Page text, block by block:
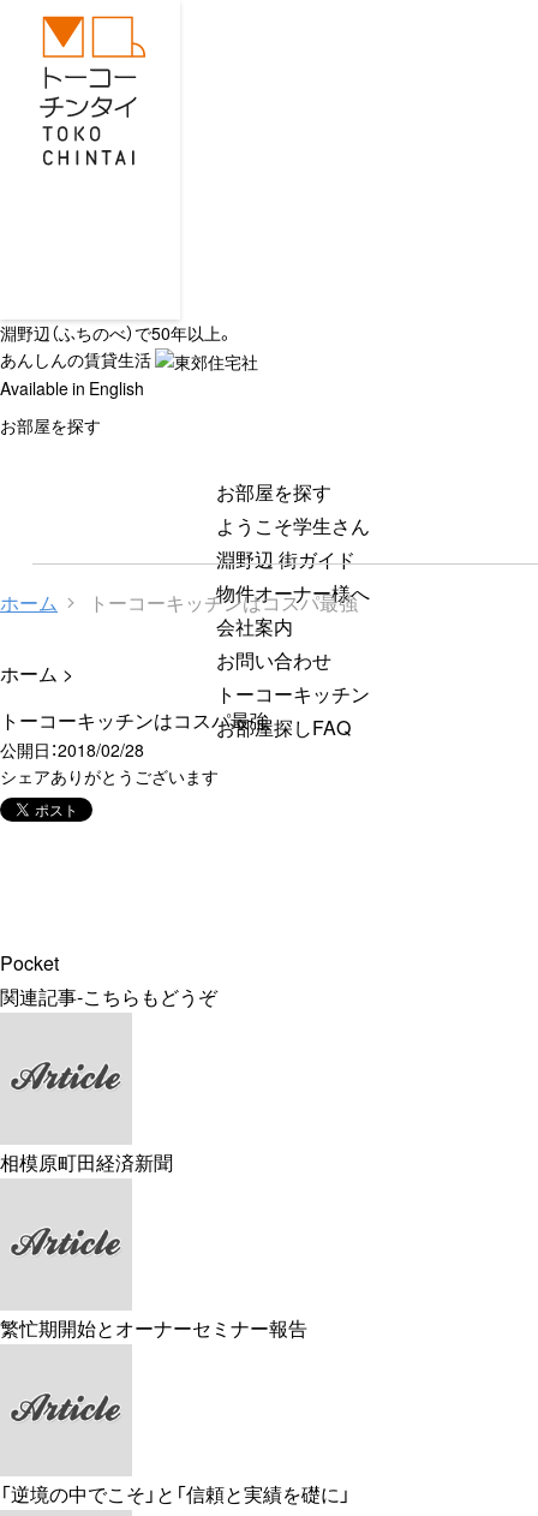
淵野辺（ふちのべ）で50年以上。
あんしんの賃貸生活
Available in English
お部屋を探す
お部屋を探す
ようこそ学生さん
淵野辺 街ガイド
物件オーナー様へ
会社案内
お問い合わせ
トーコーキッチン
お部屋探しFAQ
ホーム トーコーキッチンはコスパ最強
ホーム >
トーコーキッチンはコスパ最強
公開日：2018/02/28
シェアありがとうございます
Pocket
関連記事-こちらもどうぞ
相模原町田経済新聞
繁忙期開始とオーナーセミナー報告
「逆境の中でこそ」と「信頼と実績を礎に」